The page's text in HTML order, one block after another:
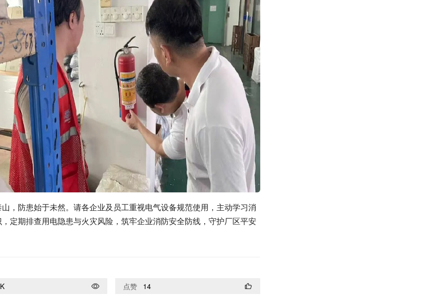
，防患始于未然。请各企业及员工重视电气设备规范使用，主动学习消
定期排查用电隐患与火灾风险，筑牢企业消防安全防线，守护厂区平安
点赞 14